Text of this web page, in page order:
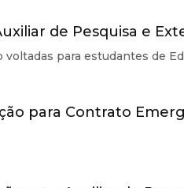
de Pesquisa e
para estudantes de
para Contrato